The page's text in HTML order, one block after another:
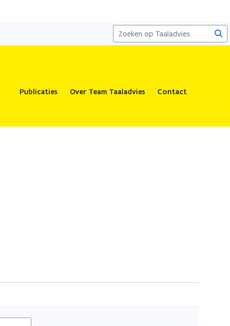
Publicaties Over Team Taaladvies Contact